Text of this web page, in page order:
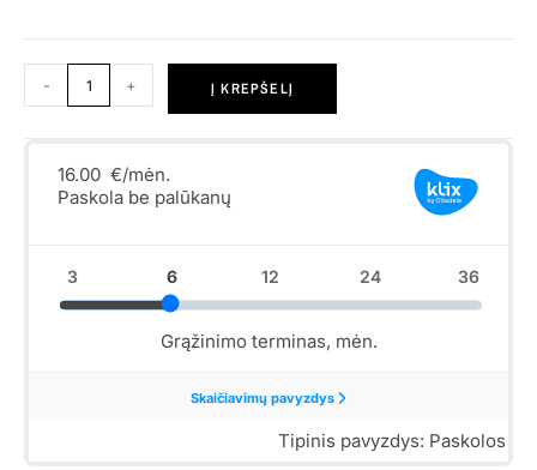
- + Į KREPŠELĮ